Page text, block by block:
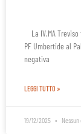
La IV.MA
PF Umbertide al
negativa
LEGGI TUTTO »
19/12/2025